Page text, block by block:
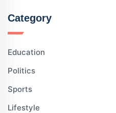
Category
Education
Politics
Sports
Lifestyle